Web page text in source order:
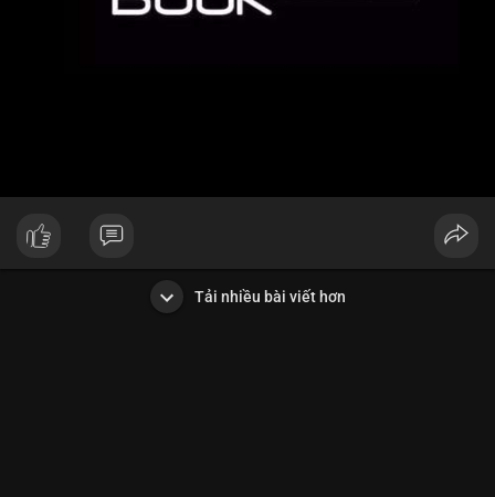
Tải nhiều bài viết hơn